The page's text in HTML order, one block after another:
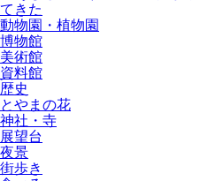
てきた
動物園・植物園
博物館
美術館
資料館
歴史
とやまの花
神社・寺
展望台
夜景
街歩き